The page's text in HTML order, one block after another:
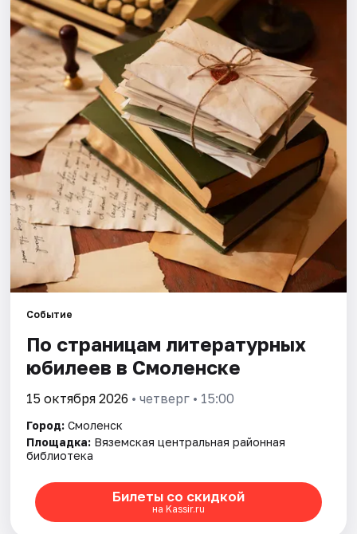
Города
Площадки
Артисты
Рейтинги
Событие
По страницам литературных
юбилеев в Смоленске
15 октября 2026 • четверг • 15:00
Город: Смоленск
Площадка: Вяземская центральная районная
библиотека
Билеты со скидкой
на Kassir.ru